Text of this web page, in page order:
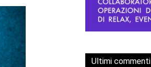
Ultimi commenti